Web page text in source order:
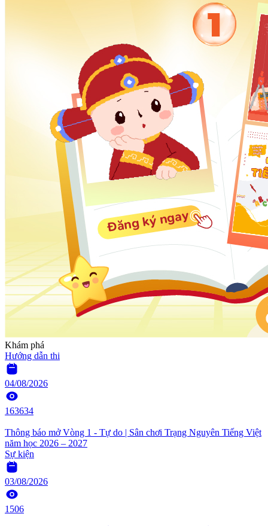
Khám phá
Hướng dẫn thi
04/08/2026
163634
Thông báo mở Vòng 1 - Tự do | Sân chơi Trạng Nguyên Tiếng Việt
năm học 2026 – 2027
Sự kiện
03/08/2026
1506